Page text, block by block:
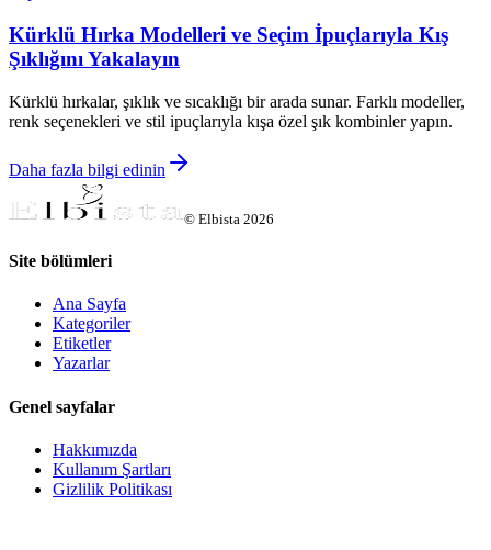
Kürklü Hırka Modelleri ve Seçim İpuçlarıyla Kış
Şıklığını Yakalayın
Kürklü hırkalar, şıklık ve sıcaklığı bir arada sunar. Farklı modeller,
renk seçenekleri ve stil ipuçlarıyla kışa özel şık kombinler yapın.
Daha fazla bilgi edinin
© Elbista 2026
Site bölümleri
Ana Sayfa
Kategoriler
Etiketler
Yazarlar
Genel sayfalar
Hakkımızda
Kullanım Şartları
Gizlilik Politikası